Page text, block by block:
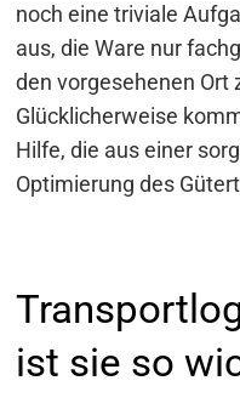
noch eine triviale
aus, die Ware nur
den vorgesehenen Ort
Glücklicherweise
Hilfe, die aus einer
Optimierung des
ist sie so